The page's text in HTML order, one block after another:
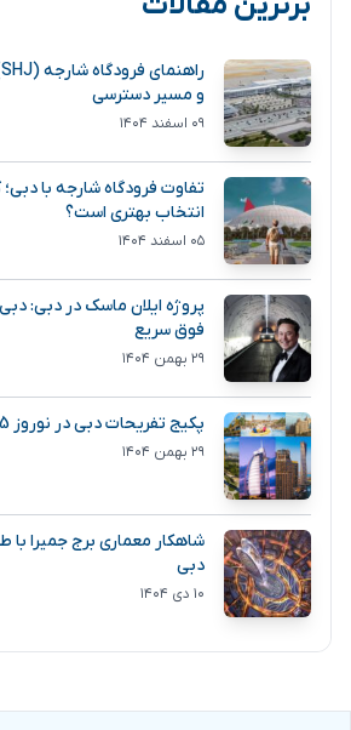
و مسیر دسترسی
۰۹ اسفند ۱۴۰۴
تفاوت فرودگاه شارجه با
انتخاب بهتری است؟
۰۵ اسفند ۱۴۰۴
پروژه ایلان ماسک در دبی:
فوق سریع
۲۹ بهمن ۱۴۰۴
پکیج تفریحات دبی در نوروز 1405
۲۹ بهمن ۱۴۰۴
شاهکار معماری برج جمیرا با
دبی
۱۰ دی ۱۴۰۴